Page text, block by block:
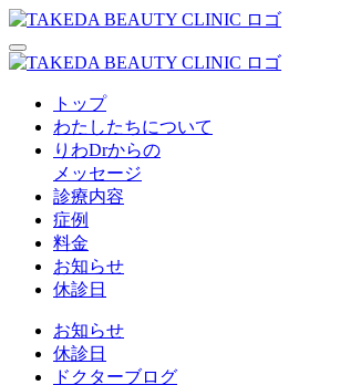
トップ
わたしたちについて
りわDrからの
メッセージ
診療内容
症例
料金
お知らせ
休診日
お知らせ
休診日
ドクターブログ